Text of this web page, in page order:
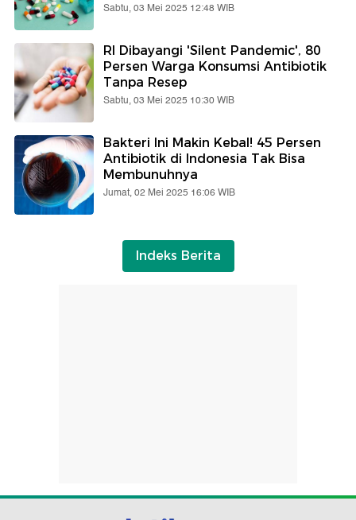
Sabtu, 03 Mei 2025 12:48 WIB
RI Dibayangi 'Silent Pandemic', 80
Persen Warga Konsumsi Antibiotik
Tanpa Resep
Sabtu, 03 Mei 2025 10:30 WIB
Bakteri Ini Makin Kebal! 45 Persen
Antibiotik di Indonesia Tak Bisa
Membunuhnya
Jumat, 02 Mei 2025 16:06 WIB
Indeks Berita